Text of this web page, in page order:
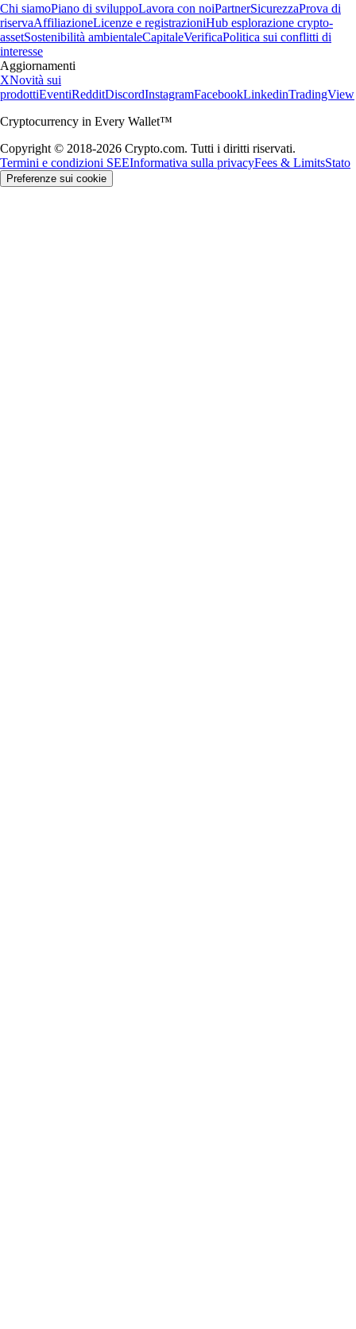
Chi siamoPiano di sviluppoLavora con noiPartnerSicurezzaProva di
riservaAffiliazioneLicenze e registrazioniHub esplorazione crypto-
assetSostenibilità ambientaleCapitaleVerificaPolitica sui conflitti di
interesse
Aggiornamenti
XNovità sui
prodottiEventiRedditDiscordInstagramFacebookLinkedinTradingView
Cryptocurrency in Every Wallet™
Copyright © 2018-2026 Crypto.com. Tutti i diritti riservati.
Termini e condizioni SEEInformativa sulla privacyFees & LimitsStato
Preferenze sui cookie